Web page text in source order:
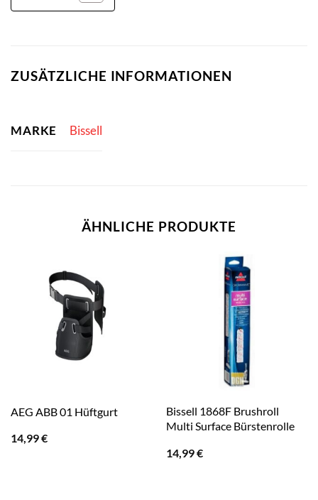
ZUSÄTZLICHE INFORMATIONEN
MARKE Bissell
ÄHNLICHE PRODUKTE
AEG ABB 01 Hüftgurt
14,99€
Bissell 1868F Brushroll
Multi Surface Bürstenrolle
14,99€